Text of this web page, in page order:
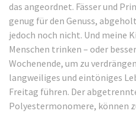
das angeordnet. Fässer und
genug für den Genuss,
jedoch noch nicht. Und meine
Menschen trinken – oder
Wochenende, um zu
langweiliges und eintöniges
Freitag führen. Der
Polyestermonomere, können